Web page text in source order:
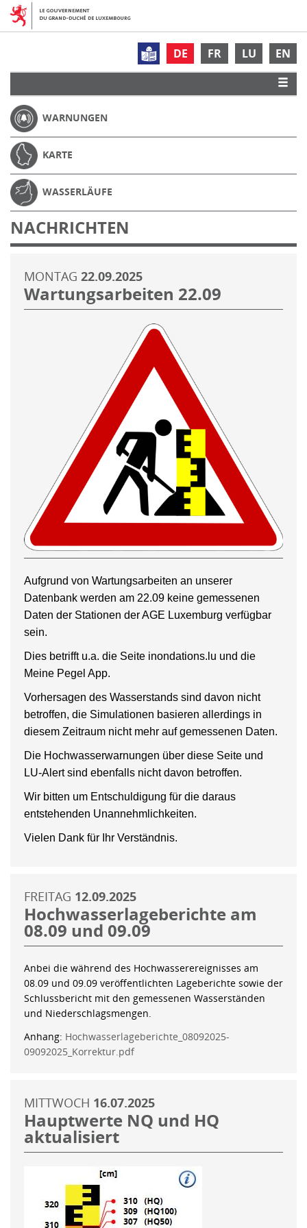
DE FR LU EN
WARNUNGEN
KARTE
WASSERLÄUFE
NACHRICHTEN
MONTAG 22.09.2025
Wartungsarbeiten 22.09
Aufgrund von Wartungsarbeiten an unserer
Datenbank werden am 22.09 keine gemessenen
Daten der Stationen der AGE Luxemburg verfügbar
sein.
Dies betrifft u.a. die Seite inondations.lu und die
Meine Pegel App.
Vorhersagen des Wasserstands sind davon nicht
betroffen, die Simulationen basieren allerdings in
diesem Zeitraum nicht mehr auf gemessenen Daten.
Die Hochwasserwarnungen über diese Seite und
LU-Alert sind ebenfalls nicht davon betroffen.
Wir bitten um Entschuldigung für die daraus
entstehenden Unannehmlichkeiten.
Vielen Dank für Ihr Verständnis.
FREITAG 12.09.2025
Hochwasserlageberichte am
08.09 und 09.09
Anbei die während des Hochwasserereignisses am
08.09 und 09.09 veröffentlichten Lageberichte sowie der
Schlussbericht mit den gemessenen Wasserständen
und Niederschlagsmengen.
Anhang: Hochwasserlageberichte_08092025-
09092025_Korrektur.pdf
MITTWOCH 16.07.2025
Hauptwerte NQ und HQ
aktualisiert